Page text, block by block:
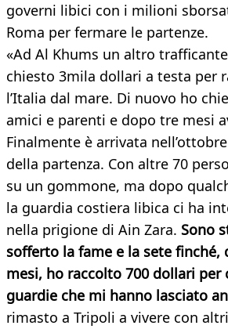
governi libici con i milioni
Roma per fermare le partenze.
«Ad Al Khums un altro
chiesto 3mila dollari a testa per
l’Italia dal mare. Di nuovo ho
amici e parenti e dopo tre mesi
Finalmente è arrivata
della partenza. Con altre 70
su un gommone, ma dopo
la guardia costiera libica ci ha
nella prigione di Ain Zara. Sono
sofferto la fame e la sete finché,
mesi, ho raccolto 700 dollari per
guardie che mi hanno lasciato
rimasto a Tripoli a vivere con